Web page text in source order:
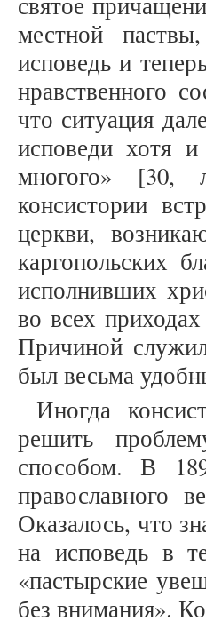
местной
исповедь и
нравственного
что ситуация
исповеди хотя
многого» [30,
консистории
церкви,
каргопольских
исполнивших
во всех
Причиной
был весьма
Иногда
решить
способом. В
православного
Оказалось, что
на исповедь в
«пастырские
без внимания».